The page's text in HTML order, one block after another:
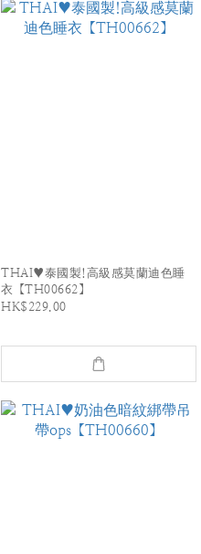
THAI♥泰國製!高級感莫蘭迪色睡
衣【TH00662】
HK$229.00